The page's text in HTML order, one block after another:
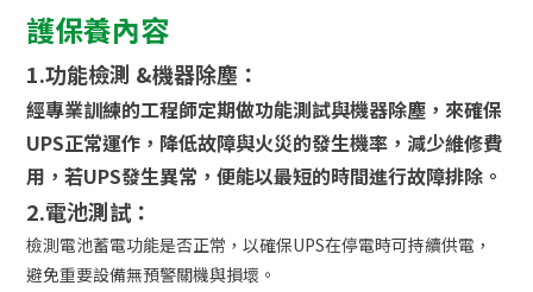
護保養內容
1.功能檢測 &機器除塵：
經專業訓練的工程師定期做功能測試與機器除塵，來確保
UPS正常運作，降低故障與火災的發生機率，減少維修費
用，若UPS發生異常，便能以最短的時間進行故障排除。
2.電池測試：
檢測電池蓄電功能是否正常，以確保UPS在停電時可持續供電，
避免重要設備無預警關機與損壞。